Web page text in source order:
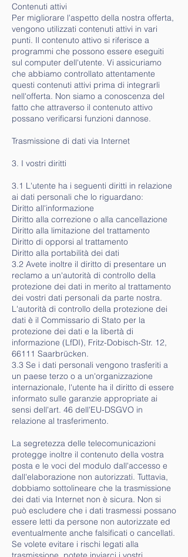
Contenuti attivi
Per migliorare l'aspetto della nostra offerta,
vengono utilizzati contenuti attivi in vari
punti. Il contenuto attivo si riferisce a
programmi che possono essere eseguiti
sul computer dell'utente. Vi assicuriamo
che abbiamo controllato attentamente
questi contenuti attivi prima di integrarli
nell'offerta. Non siamo a conoscenza del
fatto che attraverso il contenuto attivo
possano verificarsi funzioni dannose.
Trasmissione di dati via Internet
3. I vostri diritti
3.1 L'utente ha i seguenti diritti in relazione
ai dati personali che lo riguardano:
Diritto all'informazione
Diritto alla correzione o alla cancellazione
Diritto alla limitazione del trattamento
Diritto di opporsi al trattamento
Diritto alla portabilità dei dati
3.2 Avete inoltre il diritto di presentare un
reclamo a un'autorità di controllo della
protezione dei dati in merito al trattamento
dei vostri dati personali da parte nostra.
L'autorità di controllo della protezione dei
dati è il Commissario di Stato per la
protezione dei dati e la libertà di
informazione (LfDI), Fritz-Dobisch-Str. 12,
66111 Saarbrücken.
3.3 Se i dati personali vengono trasferiti a
un paese terzo o a un'organizzazione
internazionale, l'utente ha il diritto di essere
informato sulle garanzie appropriate ai
sensi dell'art. 46 dell'EU-DSGVO in
relazione al trasferimento.
La segretezza delle telecomunicazioni
protegge inoltre il contenuto della vostra
posta e le voci del modulo dall'accesso e
dall'elaborazione non autorizzati. Tuttavia,
dobbiamo sottolineare che la trasmissione
dei dati via Internet non è sicura. Non si
può escludere che i dati trasmessi possano
essere letti da persone non autorizzate ed
eventualmente anche falsificati o cancellati.
Se volete evitare i rischi legati alla